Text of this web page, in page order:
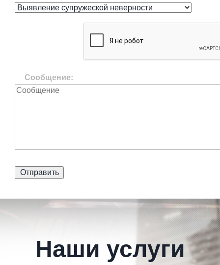
Сообщение:
Наши услуги